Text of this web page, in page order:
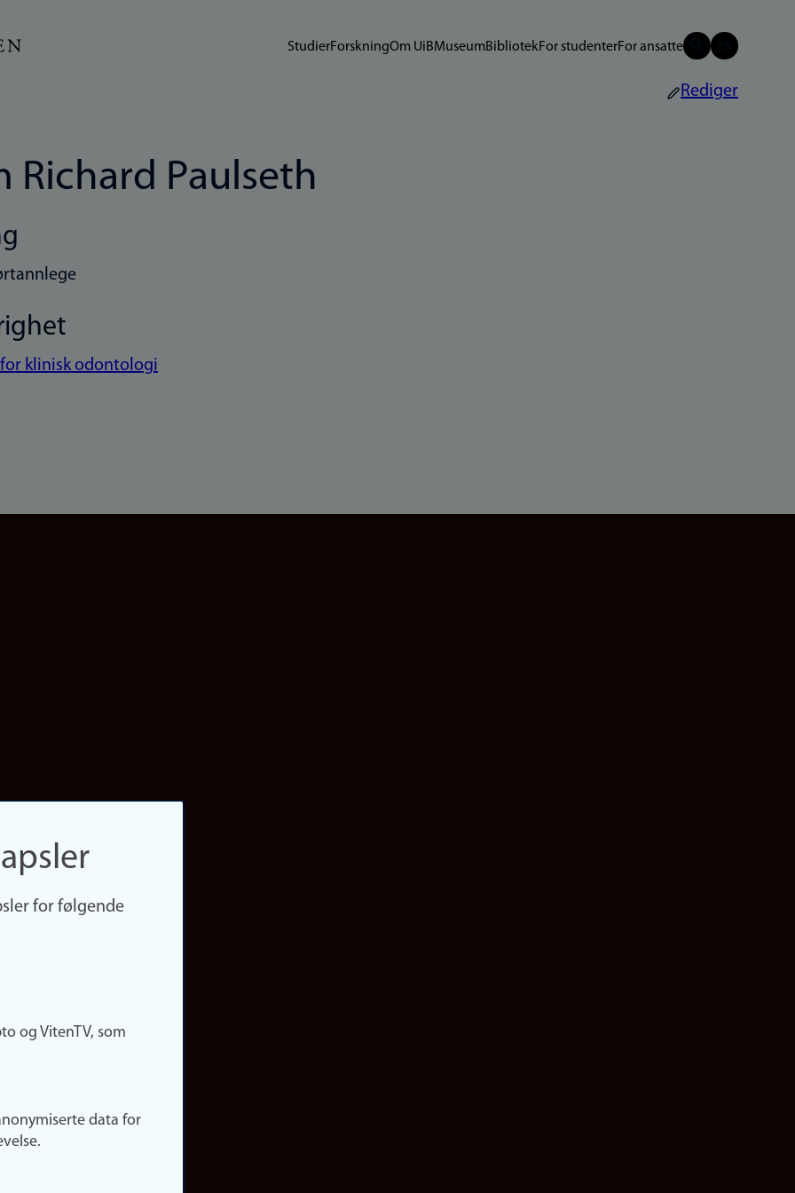
StudierForskningOm UiBMuseumBibliotekFor studenterFor ansatte
Rediger
Richard Paulseth
klinisk odontologi
for følgende
og VitenTV, som
data for